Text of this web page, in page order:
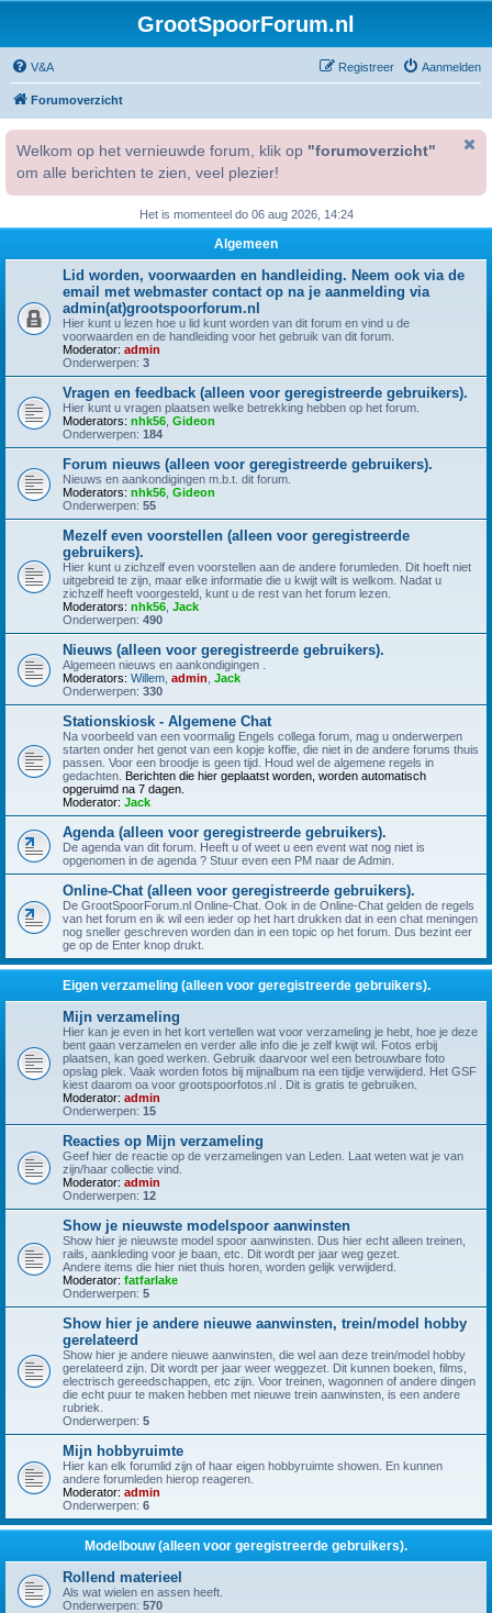
GrootSpoorForum.nl
V&A Aanmelden
Registreer
Forumoverzicht
Welkom op het vernieuwde forum, klik op "forumoverzicht"
om alle berichten te zien, veel plezier!
Het is momenteel do 06 aug 2026, 14:24
Algemeen
Lid worden, voorwaarden en handleiding. Neem ook via de
email met webmaster contact op na je aanmelding via
admin(at)grootspoorforum.nl
Hier kunt u lezen hoe u lid kunt worden van dit forum en vind u de
voorwaarden en de handleiding voor het gebruik van dit forum.
Moderator: admin
Onderwerpen: 3
Vragen en feedback (alleen voor geregistreerde gebruikers).
Hier kunt u vragen plaatsen welke betrekking hebben op het forum.
Moderators: nhk56 Gideon
Onderwerpen: 184
Forum nieuws (alleen voor geregistreerde gebruikers).
Nieuws en aankondigingen m.b.t. dit forum.
Moderators: nhk56 Gideon
Onderwerpen: 55
Mezelf even voorstellen (alleen voor geregistreerde
gebruikers).
Hier kunt u zichzelf even voorstellen aan de andere forumleden. Dit hoeft niet
uitgebreid te zijn, maar elke informatie die u kwijt wilt is welkom. Nadat u
zichzelf heeft voorgesteld, kunt u de rest van het forum lezen.
Moderators: nhk56 Jack
Onderwerpen: 490
Nieuws (alleen voor geregistreerde gebruikers).
Algemeen nieuws en aankondigingen .
Moderators: Willem admin Jack
Onderwerpen: 330
Stationskiosk - Algemene Chat
Na voorbeeld van een voormalig Engels collega forum, mag u onderwerpen
starten onder het genot van een kopje koffie, die niet in de andere forums thuis
passen. Voor een broodje is geen tijd. Houd wel de algemene regels in
gedachten. Berichten die hier geplaatst worden, worden automatisch
opgeruimd na 7 dagen.
Moderator: Jack
Agenda (alleen voor geregistreerde gebruikers).
De agenda van dit forum. Heeft u of weet u een event wat nog niet is
opgenomen in de agenda ? Stuur even een PM naar de Admin.
Online-Chat (alleen voor geregistreerde gebruikers).
De GrootSpoorForum.nl Online-Chat. Ook in de Online-Chat gelden de regels
van het forum en ik wil een ieder op het hart drukken dat in een chat meningen
nog sneller geschreven worden dan in een topic op het forum. Dus bezint eer
ge op de Enter knop drukt.
Eigen verzameling (alleen voor geregistreerde gebruikers).
Mijn verzameling
Hier kan je even in het kort vertellen wat voor verzameling je hebt, hoe je deze
bent gaan verzamelen en verder alle info die je zelf kwijt wil. Fotos erbij
plaatsen, kan goed werken. Gebruik daarvoor wel een betrouwbare foto
opslag plek. Vaak worden fotos bij mijnalbum na een tijdje verwijderd. Het GSF
kiest daarom oa voor grootspoorfotos.nl . Dit is gratis te gebruiken.
Moderator: admin
Onderwerpen: 15
Reacties op Mijn verzameling
Geef hier de reactie op de verzamelingen van Leden. Laat weten wat je van
zijn/haar collectie vind.
Moderator: admin
Onderwerpen: 12
Show je nieuwste modelspoor aanwinsten
Show hier je nieuwste model spoor aanwinsten. Dus hier echt alleen treinen,
rails, aankleding voor je baan, etc. Dit wordt per jaar weg gezet.
Andere items die hier niet thuis horen, worden gelijk verwijderd.
Moderator: fatfarlake
Onderwerpen: 5
Show hier je andere nieuwe aanwinsten, trein/model hobby
gerelateerd
Show hier je andere nieuwe aanwinsten, die wel aan deze trein/model hobby
gerelateerd zijn. Dit wordt per jaar weer weggezet. Dit kunnen boeken, films,
electrisch gereedschappen, etc zijn. Voor treinen, wagonnen of andere dingen
die echt puur te maken hebben met nieuwe trein aanwinsten, is een andere
rubriek.
Onderwerpen: 5
Mijn hobbyruimte
Hier kan elk forumlid zijn of haar eigen hobbyruimte showen. En kunnen
andere forumleden hierop reageren.
Moderator: admin
Onderwerpen: 6
Modelbouw (alleen voor geregistreerde gebruikers).
Rollend materieel
Als wat wielen en assen heeft.
Onderwerpen: 570